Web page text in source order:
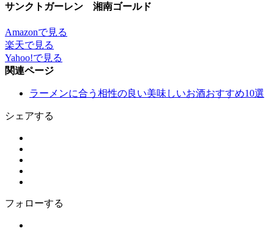
サンクトガーレン 湘南ゴールド
Amazonで見る
楽天で見る
Yahoo!で見る
関連ページ
ラーメンに合う相性の良い美味しいお酒おすすめ10選
シェアする
フォローする